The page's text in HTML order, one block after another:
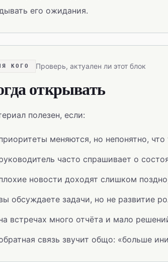
его ожидания.
КОГО Проверь, актуален ли этот блок
открывать
полезен, если:
меняются, но непонятно, что
часто спрашивает о
новости доходят слишком
обсуждаете задачи, но не развитие
встречах много отчёта и мало
связь звучит общо: «больше